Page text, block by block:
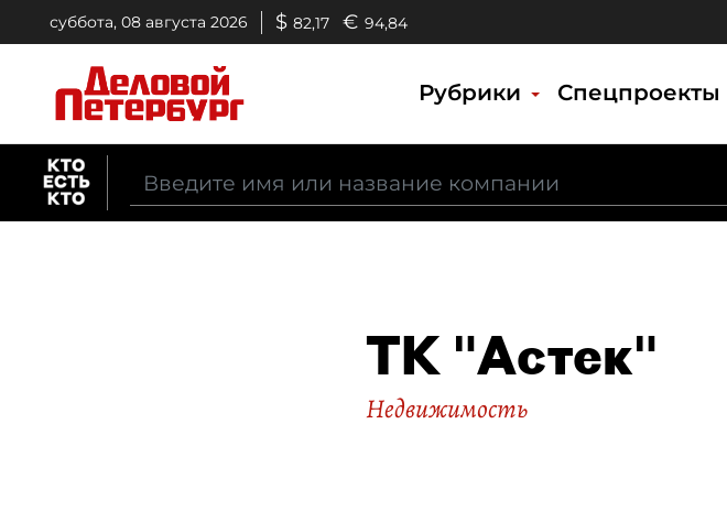
суббота, 08 августа 2026 $ 82,17 € 94,84
Рубрики Спецпроекты
ТК "Астек"
Недвижимость